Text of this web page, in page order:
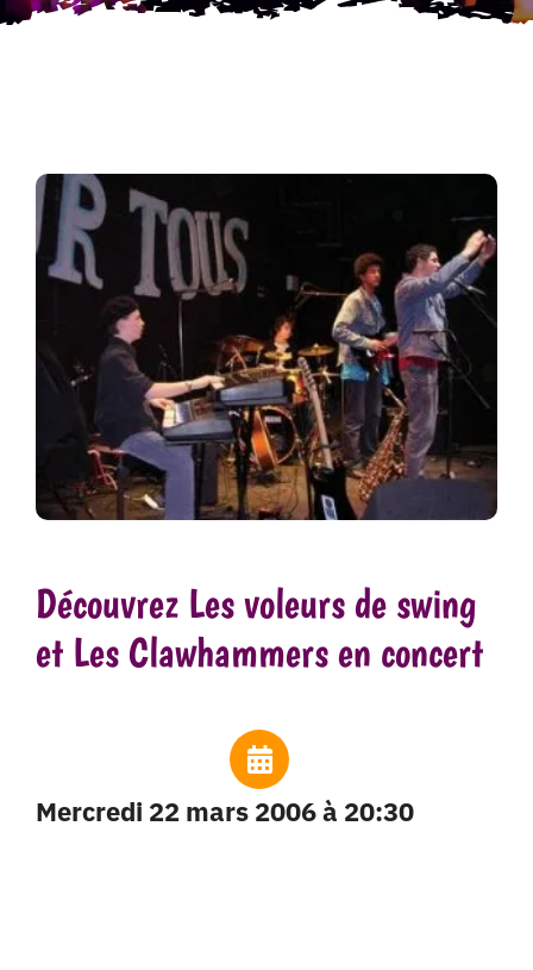
Découvrez Les voleurs de swing
et Les Clawhammers en concert
mercredi 22 mars 2006 à 20:30